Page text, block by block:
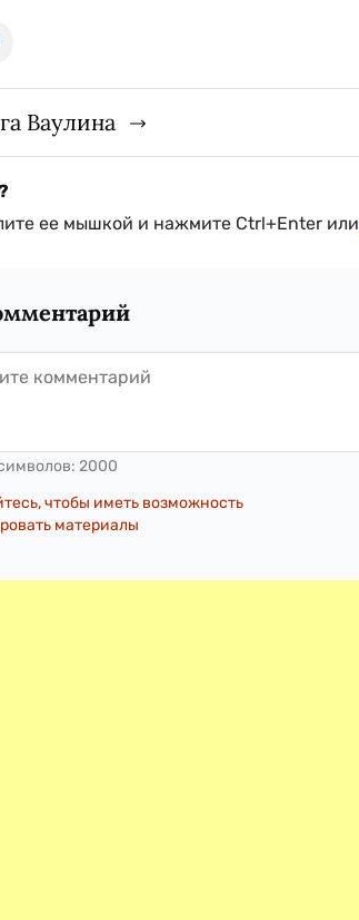
Ваулина
ее мышкой и нажмите Ctrl+Enter или
2000
чтобы иметь возможность
материалы